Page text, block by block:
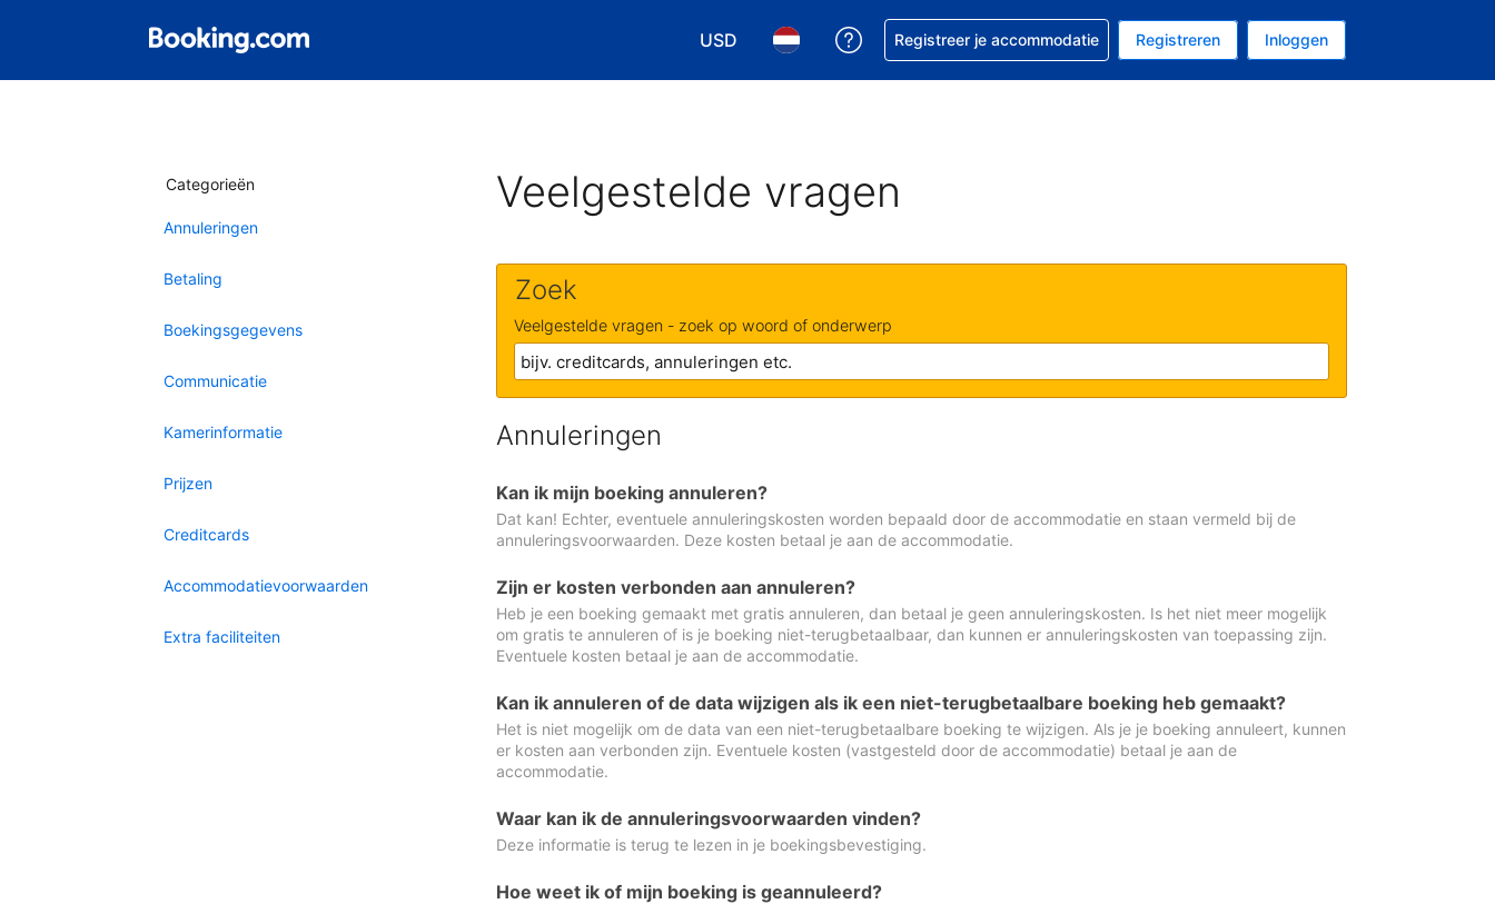
USD
Kies je valuta. Je huidige valuta is Amerikaanse dollar
Kies je taal. Je huidige taal is Nederlands
Krijg hulp bij je reservering
Registreer je accommodatie Registreren Inloggen
Categorieën
Annuleringen
Betaling
Boekingsgegevens
Communicatie
Kamerinformatie
Prijzen
Creditcards
Accommodatievoorwaarden
Extra faciliteiten
Veelgestelde vragen
Zoek
Veelgestelde vragen - zoek op woord of onderwerp
Annuleringen
Kan ik mijn boeking annuleren?
Dat kan! Echter, eventuele annuleringskosten worden bepaald door de accommodatie en staan vermeld bij de
annuleringsvoorwaarden. Deze kosten betaal je aan de accommodatie.
Zijn er kosten verbonden aan annuleren?
Heb je een boeking gemaakt met gratis annuleren, dan betaal je geen annuleringskosten. Is het niet meer mogelijk
om gratis te annuleren of is je boeking niet-terugbetaalbaar, dan kunnen er annuleringskosten van toepassing zijn.
Eventuele kosten betaal je aan de accommodatie.
Kan ik annuleren of de data wijzigen als ik een niet-terugbetaalbare boeking heb gemaakt?
Het is niet mogelijk om de data van een niet-terugbetaalbare boeking te wijzigen. Als je je boeking annuleert, kunnen
er kosten aan verbonden zijn. Eventuele kosten (vastgesteld door de accommodatie) betaal je aan de
accommodatie.
Waar kan ik de annuleringsvoorwaarden vinden?
Deze informatie is terug te lezen in je boekingsbevestiging.
Hoe weet ik of mijn boeking is geannuleerd?